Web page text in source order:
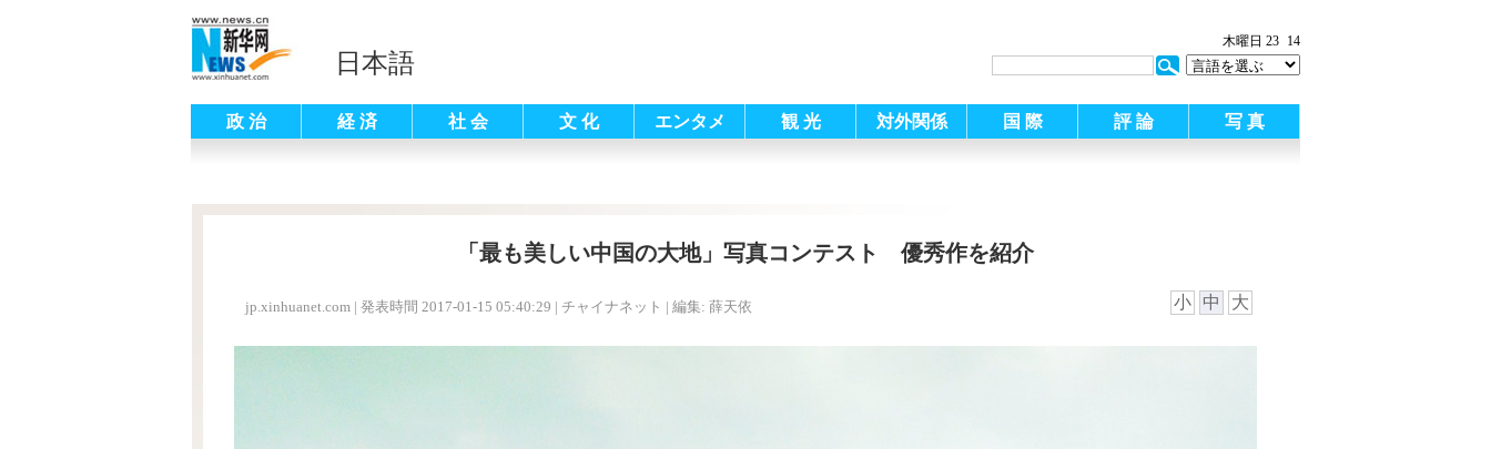
日本語
木曜日 23 14
政 治 経 済 社 会 文 化 エンタメ 観 光 対外関係 国 際 評 論 写 真
「最も美しい中国の大地」写真コンテスト 優秀作を紹介
jp.xinhuanet.com | 発表時間 2017-01-15 05:40:29 | チャイナネット | 編集: 薛天依 小 中 大